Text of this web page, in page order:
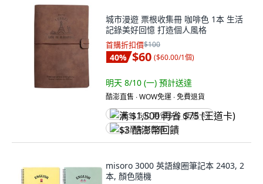
城市漫遊 票根收集冊 咖啡色 1本 生活
記錄美好回憶 打造個人風格
首購折扣價$100
40% $60 ($60.00/1個)
明天 8/10 (一) 預計送達
酷澎直售 ∙ WOW免運 ∙ 免費退貨
满 $1,500 再省 $75 (王道卡)
$3 酷澎幣回饋
misoro 3000 英語線圈筆記本 2403, 2
本, 顏色隨機